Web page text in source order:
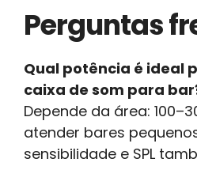
Perguntas
Qual potência é ideal
caixa de som para
Depende da área:
atender bares
sensibilidade e SPL